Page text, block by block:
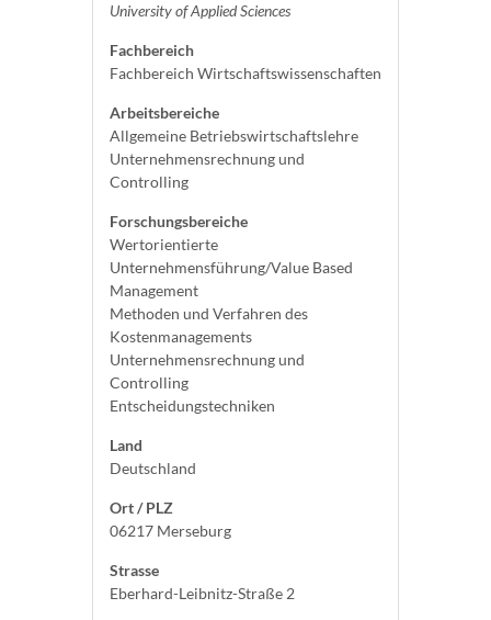
University of Applied Sciences
Fachbereich
Fachbereich Wirtschaftswissenschaften
Arbeitsbereiche
Allgemeine Betriebswirtschaftslehre
Unternehmensrechnung und
Controlling
Forschungsbereiche
Wertorientierte
Unternehmensführung/Value Based
Management
Methoden und Verfahren des
Kostenmanagements
Unternehmensrechnung und
Controlling
Entscheidungstechniken
Land
Deutschland
Ort / PLZ
06217 Merseburg
Strasse
Eberhard-Leibnitz-Straße 2